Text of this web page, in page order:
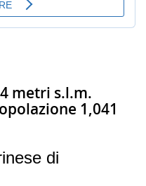
metri s.l.m.
1,041
di